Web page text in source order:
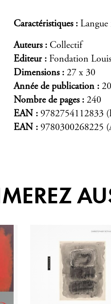
Caractéristiques
Langue
Auteurs
Collectif
Editeur
Fondation
Dimensions
27 x 30
Année de publication
Nombre de pages
240
EAN
9782754112833
EAN
9780300268225